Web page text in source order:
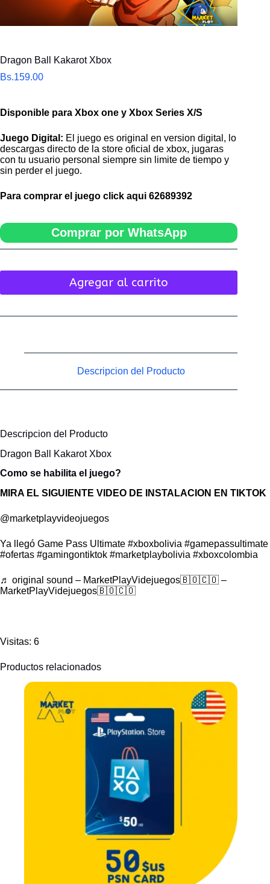
Dragon Ball Kakarot Xbox
Bs.159.00
Disponible para Xbox one y Xbox Series X/S
Juego Digital: El juego es original en version digital, lo
descargas directo de la store oficial de xbox, jugaras
con tu usuario personal siempre sin limite de tiempo y
sin perder el juego.
Para comprar el juego click aqui 62689392
Comprar por WhatsApp
Agregar al carrito
Descripcion del Producto
Descripcion del Producto
Dragon Ball Kakarot Xbox
Como se habilita el juego?
MIRA EL SIGUIENTE VIDEO DE INSTALACION EN TIKTOK
@marketplayvideojuegos
Ya llegó Game Pass Ultimate #xboxbolivia #gamepassultimate
#ofertas #gamingontiktok #marketplaybolivia #xboxcolombia
♬ original sound – MarketPlayVidejuegos🇧🇴🇨🇴 –
MarketPlayVidejuegos🇧🇴🇨🇴
Visitas: 6
Productos relacionados